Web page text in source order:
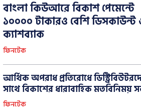
বাংলা কিউআরে বিকাশ পেমেন্টে
১০০০০ টাকারও বেশি ডিসকাউন্ট
ক্যাশব্যাক
ফিনটেক
আর্থিক অপরাধ প্রতিরোধে
সাথে বিকাশের ধারাবাহিক মতবিনিময়
ফিনটেক